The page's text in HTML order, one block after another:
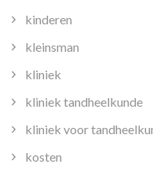
kinderen
kleinsman
kliniek
kliniek tandheelkunde
kliniek voor
kosten